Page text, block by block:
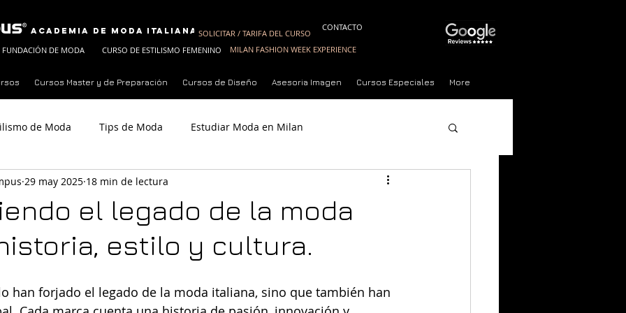
Academia de Moda Italiana SOLICITAR / TARIFA DEL CURSO
CONTACTO
FUNDACIÓN DE MODA CURSO DE ESTILISMO FEMENINO MILAN FASHION WEEK EXPERIENCE
Cursos Master y de Preparación Cursos de Diseño Asesoria Imagen Cursos Especiales More
de Moda Tips de Moda Estudiar Moda en Milan
Trabajo con MFC Fundador de MFC
el legado de la moda
estilo y cultura.
29 may 2025 18 min de lectura
han forjado el legado de la moda italiana, sino que también han